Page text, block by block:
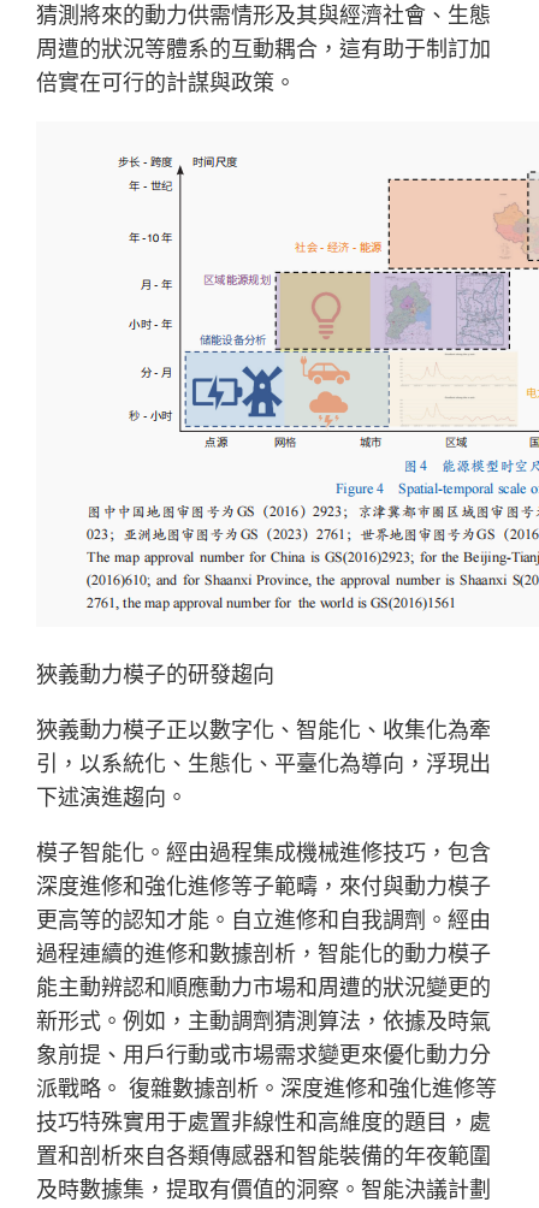
猜測將來的動力供需情形及其與經濟社會、生態
周遭的狀況等體系的互動耦合，這有助于制訂加
倍實在可行的計謀與政策。
狹義動力模子的研發趨向
狹義動力模子正以數字化、智能化、收集化為牽
引，以系統化、生態化、平臺化為導向，浮現出
下述演進趨向。
模子智能化。經由過程集成機械進修技巧，包含
深度進修和強化進修等子範疇，來付與動力模子
更高等的認知才能。自立進修和自我調劑。經由
過程連續的進修和數據剖析，智能化的動力模子
能主動辨認和順應動力市場和周遭的狀況變更的
新形式。例如，主動調劑猜測算法，依據及時氣
象前提、用戶行動或市場需求變更來優化動力分
派戰略。 復雜數據剖析。深度進修和強化進修等
技巧特殊實用于處置非線性和高維度的題目，處
置和剖析來自各類傳感器和智能裝備的年夜範圍
及時數據集，提取有價值的洞察。智能決議計劃